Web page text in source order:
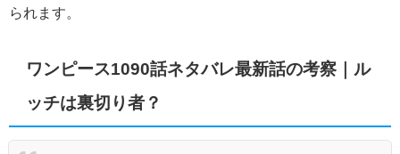
られます。
ワンピース1090話ネタバレ最新話の考察｜ル
ッチは裏切り者？